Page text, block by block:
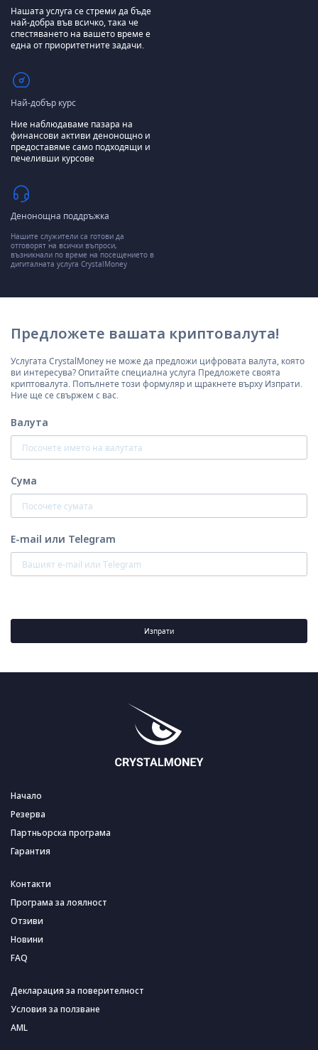
Нашата услуга се стреми да бъде
най-добра във всичко, така че
спестяването на вашето време е
една от приоритетните задачи.
Най-добър курс
Ние наблюдаваме пазара на
финансови активи денонощно и
предоставяме само подходящи и
печеливши курсове
Денонощна поддръжка
Нашите служители са готови да
отговорят на всички въпроси,
възникнали по време на посещението в
дигиталната услуга CrystalMoney
Предложете вашата криптовалута!
Услугата CrystalMoney не може да предложи цифровата валута, която
ви интересува? Опитайте специална услуга Предложете своята
криптовалута. Попълнете този формуляр и щракнете върху Изпрати.
Ние ще се свържем с вас.
Валута
Сума
E-mail или Telegram
Изпрати
Начало
Резерва
Партньорска програма
Гарантия
Контакти
Програма за лоялност
Отзиви
Новини
FAQ
Декларация за поверителност
Условия за ползване
AML